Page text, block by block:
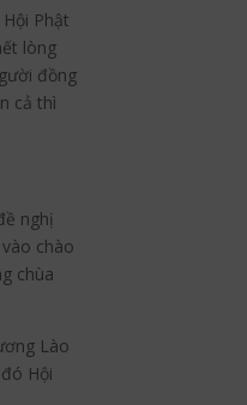
Phật
lòng
đồng
cả thì
nghị
chào
chùa
Lào
Hội